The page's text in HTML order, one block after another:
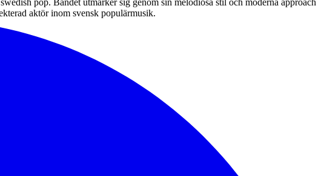
pop. Bandet utmärker sig genom sin melodiösa stil och moderna approach
aktör inom svensk populärmusik.